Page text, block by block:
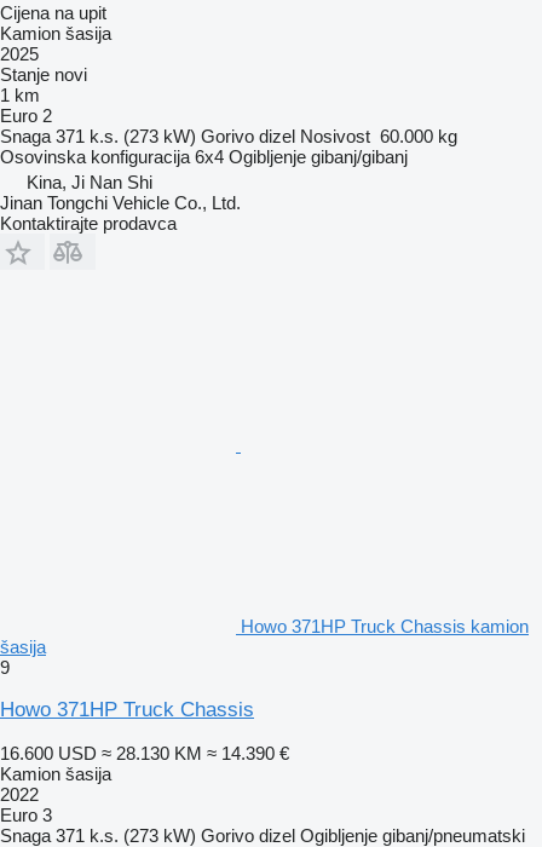
Cijena na upit
Kamion šasija
2025
Stanje novi
1 km
Euro 2
Snaga 371 k.s. (273 kW) Gorivo dizel Nosivost 60.000 kg
Osovinska konfiguracija 6x4 Ogibljenje gibanj/gibanj
Kina, Ji Nan Shi
Jinan Tongchi Vehicle Co., Ltd.
Kontaktirajte prodavca
Howo 371HP Truck Chassis kamion
šasija
9
Howo 371HP Truck Chassis
16.600 USD ≈ 28.130 KM ≈ 14.390 €
Kamion šasija
2022
Euro 3
Snaga 371 k.s. (273 kW) Gorivo dizel Ogibljenje gibanj/pneumatski